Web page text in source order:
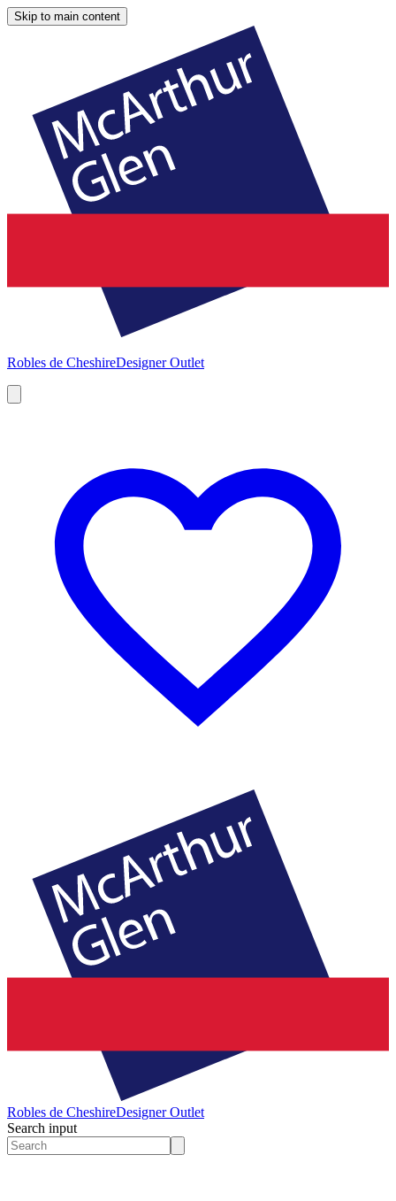
Skip to main content
Robles de CheshireDesigner Outlet
Robles de CheshireDesigner Outlet
Search input